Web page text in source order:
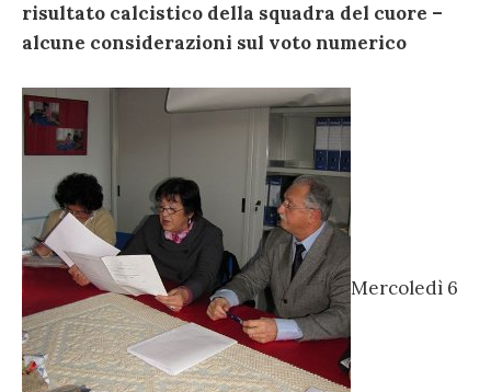
risultato calcistico della squadra del cuore –
alcune considerazioni sul voto numerico
Mercoledì 6